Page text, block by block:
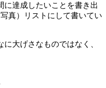
に達成したいことを書き出
真）リストにして書いてい
大げさなものではなく、